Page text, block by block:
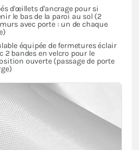
d'œillets d'ancrage pour si
le bas de la paroi au sol (2
avec porte : un de chaque
équipée de fermetures éclair
2 bandes en velcro pour le
ouverte (passage de porte